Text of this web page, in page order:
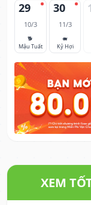
29
10/3
🐕
Mậu Tuất
30
11/3
🐖
Kỷ Hợi
1
XEM